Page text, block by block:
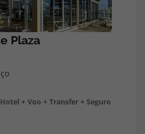
Hotel + Voo + Transfer + Seguro